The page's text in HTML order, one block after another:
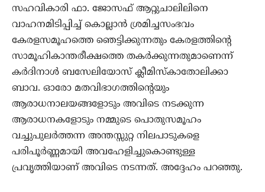
സഹവികാരി ഫാ. ജോസഫ് ആറ്റുചാലിലിനെ
വാഹനമിടിപ്പിച്ച് കൊല്ലാന്‍ ശ്രമിച്ചസംഭവം
കേരളസമൂഹത്തെ ഞെട്ടിക്കുന്നതും കേരളത്തിന്റെ
സാമൂഹികാന്തരീക്ഷത്തെ തകര്‍ക്കുന്നതുമാണെന്ന്
കര്‍ദിനാള്‍ ബസേലിയോസ് ക്ലീമിസ്‌കാതോലിക്കാ
ബാവ. ഓരോ മതവിഭാഗത്തിന്റെയും
ആരാധനാലയങ്ങളോടും അവിടെ നടക്കുന്ന
ആരാധനകളോടും നമ്മുടെ പൊതുസമൂഹം
വച്ചുപുലര്‍ത്തന്ന അന്തസ്സുറ്റ നിലപാടുകളെ
പരിപൂര്‍ണ്ണമായി അവഹേളിച്ചുകൊണ്ടുള്ള
പ്രവൃത്തിയാണ് അവിടെ നടന്നത്. അദ്ദേഹം പറഞ്ഞു.